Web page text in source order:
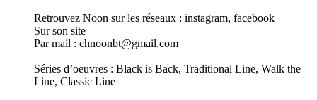
Retrouvez Noon sur les réseaux : instagram, facebook
Sur son site
Par mail : chnoonbt@gmail.com
Séries d’oeuvres : Black is Back, Traditional Line, Walk the
Line, Classic Line